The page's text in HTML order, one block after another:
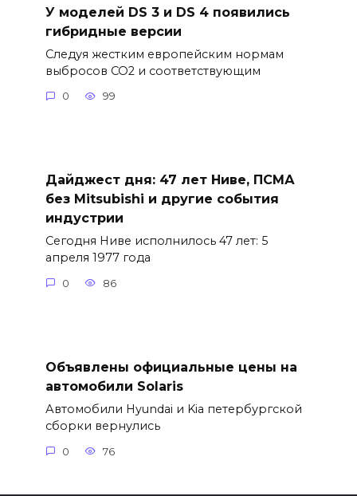
У моделей DS 3 и DS 4 появились
гибридные версии
Следуя жестким европейским нормам
выбросов CO2 и соответствующим
0 99
Дайджест дня: 47 лет Ниве, ПСМА
без Mitsubishi и другие события
индустрии
Сегодня Ниве исполнилось 47 лет: 5
апреля 1977 года
0 86
Объявлены официальные цены на
автомобили Solaris
Автомобили Hyundai и Kia петербургской
сборки вернулись
0 76